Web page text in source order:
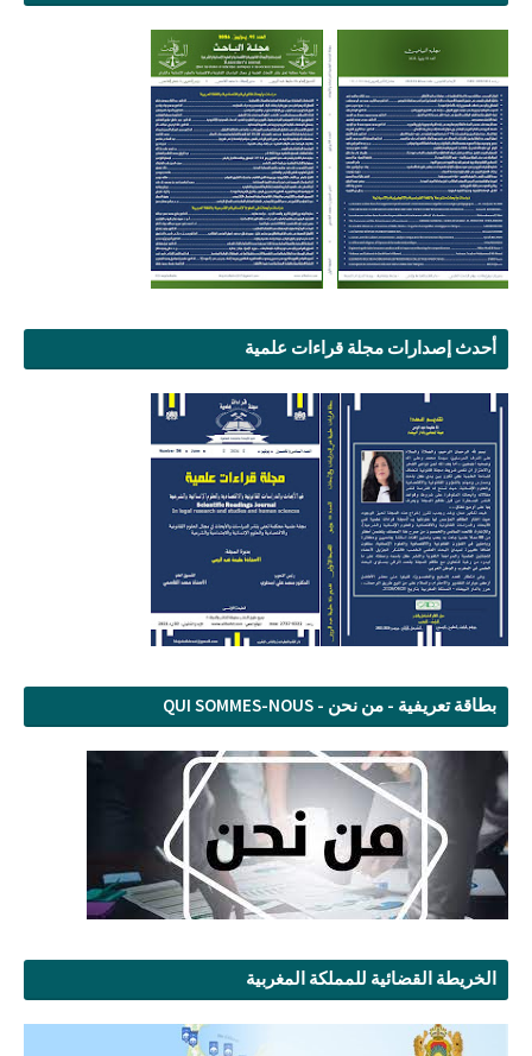
أحدث إصدارات مجلة قراءات علمية
بطاقة تعريفية - من نحن - QUI SOMMES-NOUS
الخريطة القضائية للمملكة المغربية